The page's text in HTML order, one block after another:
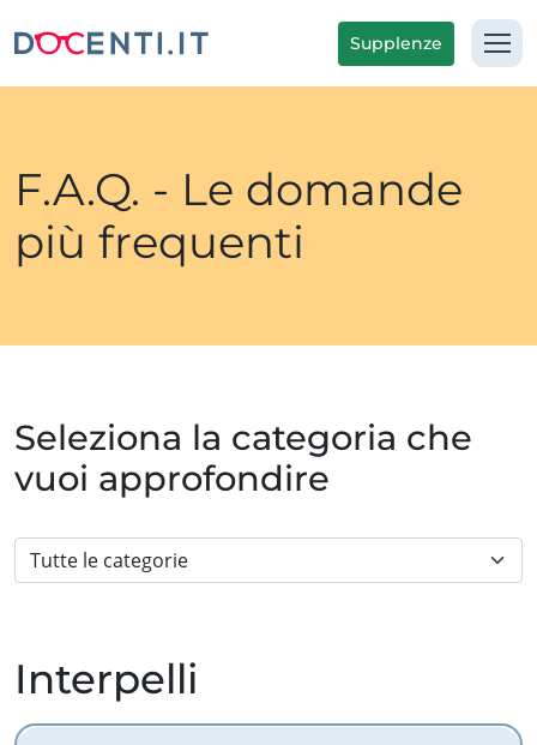
Supplenze
F.A.Q. - Le domande
più frequenti
Seleziona la categoria che
vuoi approfondire
Interpelli